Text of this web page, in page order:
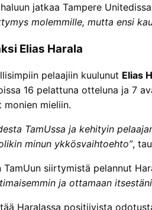
jatkaa Tampere
molemmille, mutta ensi
Elias Harala
pelaajiin kuulunut Elias
16 pelattuna otteluna ja 7
mieliin.
TamUssa ja kehityin
minun ykkösvaihtoehto”,
TamUun siirtymistä pelannut
ja ottamaan
Haralassa positiivista